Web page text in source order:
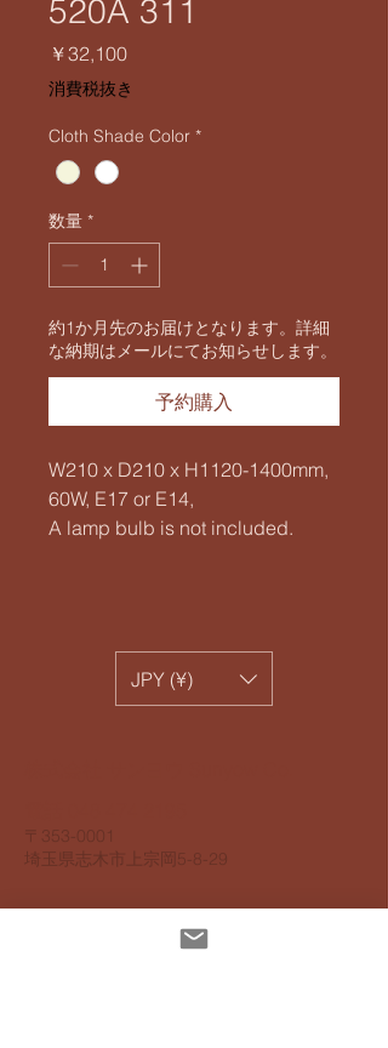
520A 311
￥32,100価
格
消費税抜き
Cloth Shade Color *
数量 *
約1か月先のお届けとなります。詳細
な納期はメールにてお知らせします。
予約購入
W210 x D210 x H1120-1400mm,
60W, E17 or E14,
A lamp bulb is not included.
JPY (¥)
​〒353-0001
​埼玉県志木市上宗岡5-8-29